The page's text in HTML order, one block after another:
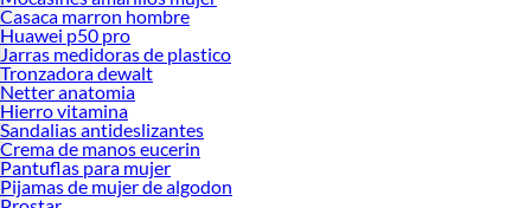
Casaca marron hombre
Huawei p50 pro
Jarras medidoras de plastico
Tronzadora dewalt
Netter anatomia
Hierro vitamina
Sandalias antideslizantes
Crema de manos eucerin
Pantuflas para mujer
Pijamas de mujer de algodon